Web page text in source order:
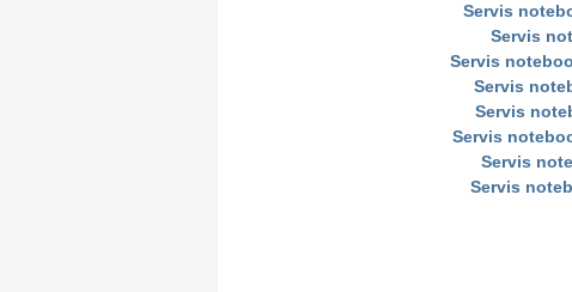
Servis
Servis
Servis
Servis
Servis
Servis
Servis
Servis